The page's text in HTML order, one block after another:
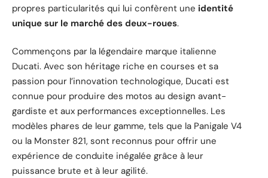
propres particularités qui lui confèrent une identité
unique sur le marché des deux-roues.
Commençons par la légendaire marque italienne
Ducati. Avec son héritage riche en courses et sa
passion pour l’innovation technologique, Ducati est
connue pour produire des motos au design avant-
gardiste et aux performances exceptionnelles. Les
modèles phares de leur gamme, tels que la Panigale V4
ou la Monster 821, sont reconnus pour offrir une
expérience de conduite inégalée grâce à leur
puissance brute et à leur agilité.